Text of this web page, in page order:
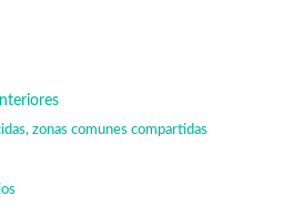
zonas comunes compartidas